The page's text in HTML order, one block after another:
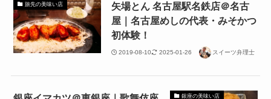
旅先の美味い店
矢場とん 名古屋駅名鉄店＠名古
屋｜名古屋めしの代表・みそかつ
初体験！
2019-08-10 2025-01-26 スイーツ弁理士
銀座の美味い店